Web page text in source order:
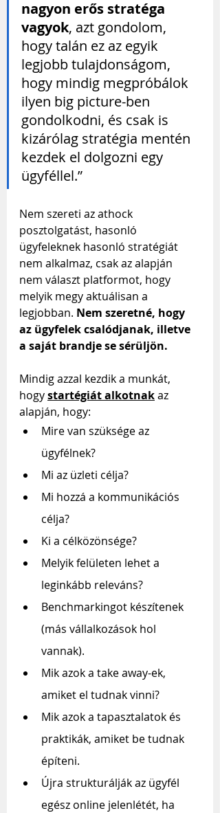
nagyon erős stratéga
vagyok, azt gondolom,
hogy talán ez az egyik
legjobb tulajdonságom,
hogy mindig megpróbálok
ilyen big picture-ben
gondolkodni, és csak is
kizárólag stratégia mentén
kezdek el dolgozni egy
ügyféllel.”
Nem szereti az athock
posztolgatást, hasonló
ügyfeleknek hasonló stratégiát
nem alkalmaz, csak az alapján
nem választ platformot, hogy
melyik megy aktuálisan a
legjobban. Nem szeretné, hogy
az ügyfelek csalódjanak, illetve
a saját brandje se sérüljön.
Mindig azzal kezdik a munkát,
hogy startégiát alkotnakaz
alapján, hogy:
Mire van szüksége az
ügyfélnek?
Mi az üzleti célja?
Mi hozzá a kommunikációs
célja?
Ki a célközönsége?
Melyik felületen lehet a
leginkább releváns?
Benchmarkingot készítenek
(más vállalkozások hol
vannak).
Mik azok a take away-ek,
amiket el tudnak vinni?
Mik azok a tapasztalatok és
praktikák, amiket be tudnak
építeni.
Újra strukturálják az ügyfél
egész online jelenlétét, ha